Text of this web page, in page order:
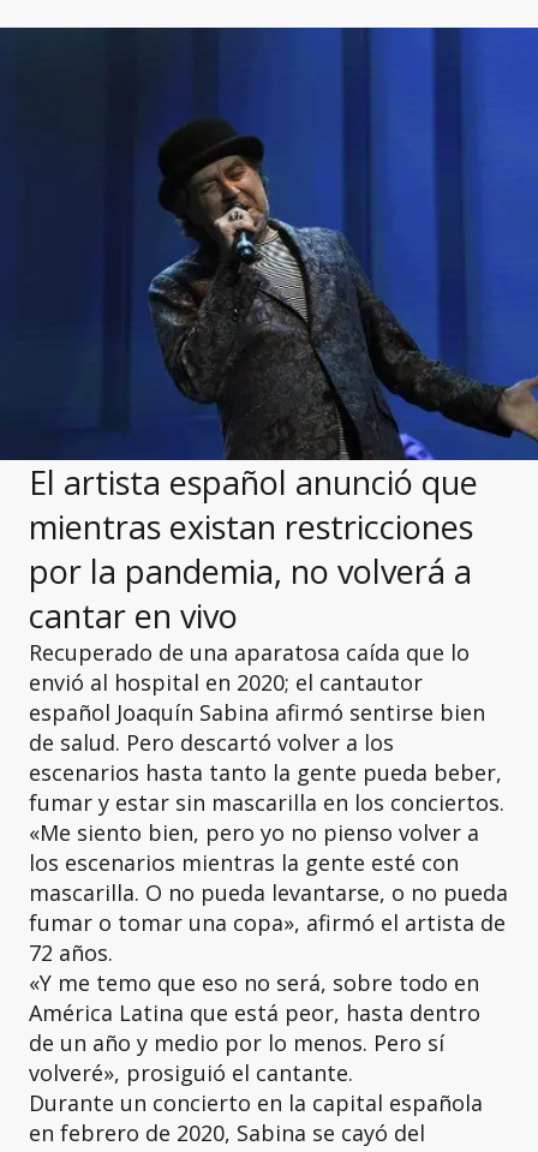
El artista español anunció que
mientras existan restricciones
por la pandemia, no volverá a
cantar en vivo
Recuperado de una aparatosa caída que lo
envió al hospital en 2020; el cantautor
español Joaquín Sabina afirmó sentirse bien
de salud. Pero descartó volver a los
escenarios hasta tanto la gente pueda beber,
fumar y estar sin mascarilla en los conciertos.
«Me siento bien, pero yo no pienso volver a
los escenarios mientras la gente esté con
mascarilla. O no pueda levantarse, o no pueda
fumar o tomar una copa», afirmó el artista de
72 años.
«Y me temo que eso no será, sobre todo en
América Latina que está peor, hasta dentro
de un año y medio por lo menos. Pero sí
volveré», prosiguió el cantante.
Durante un concierto en la capital española
en febrero de 2020, Sabina se cayó del